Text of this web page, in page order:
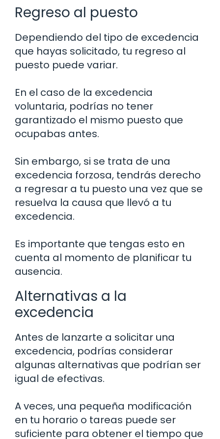
Regreso al puesto
Dependiendo del tipo de excedencia
que hayas solicitado, tu regreso al
puesto puede variar.
En el caso de la excedencia
voluntaria, podrías no tener
garantizado el mismo puesto que
ocupabas antes.
Sin embargo, si se trata de una
excedencia forzosa, tendrás derecho
a regresar a tu puesto una vez que se
resuelva la causa que llevó a tu
excedencia.
Es importante que tengas esto en
cuenta al momento de planificar tu
ausencia.
Alternativas a la
excedencia
Antes de lanzarte a solicitar una
excedencia, podrías considerar
algunas alternativas que podrían ser
igual de efectivas.
A veces, una pequeña modificación
en tu horario o tareas puede ser
suficiente para obtener el tiempo que